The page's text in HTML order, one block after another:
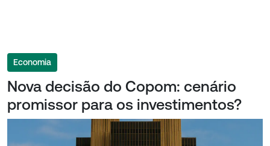
Economia
Nova decisão do Copom: cenário
promissor para os investimentos?